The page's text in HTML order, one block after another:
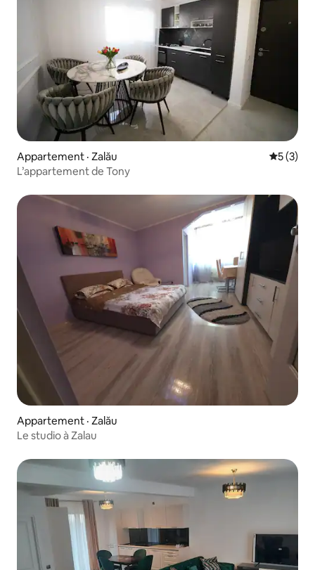
Appartement · Zalău Note
5 (3)
L’appartement de Tony
Appartement · Zalău
Le studio à Zalau